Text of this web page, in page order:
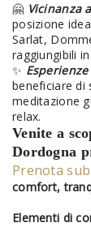
🤗 Vicinanza
posizione
Sarlat,
raggiungibili
✨
beneficiare di
meditazione
relax.
Venite a
Dordogna
Prenota
comfort,
Elementi di